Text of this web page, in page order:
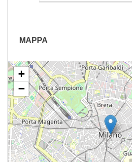
MAPPA
+
−